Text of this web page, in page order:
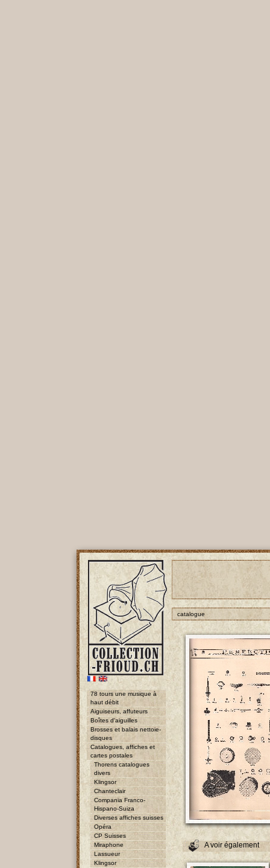
78 tours une musique à
haut débit
Aiguiseurs, affuteurs
Boîtes d'aiguilles
Brosses et balais nettoie-
disques
Catalogues, affiches et
cartes postales
Thorens catalogues
divers
Klingsor
Chanteclair
Compania Franco-
Hispano-Suiza
Diverses affiches suisses
Opéra
CP Suisses
Miraphone
Lassueur
Klingsor
catalogue
A voir également